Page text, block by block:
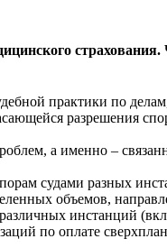
практики по
разрешения
а именно –
судами разных
объемов,
инстанций
по оплате